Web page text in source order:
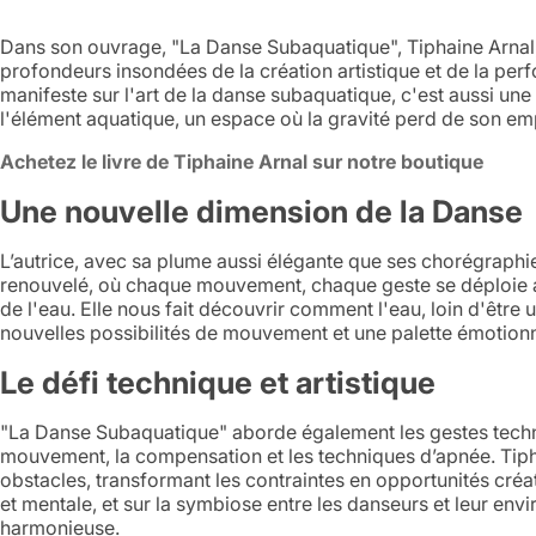
Dans son ouvrage, "La Danse Subaquatique", Tiphaine
profondeurs insondées de la création artistique et de la
manifeste sur l'art de la danse subaquatique, c'est aussi
l'élément aquatique, un espace où la gravité perd de son
Achetez le livre de Tiphaine Arnal sur notre boutique
Une nouvelle dimension de la Danse
L’autrice, avec sa plume aussi élégante que ses
renouvelé, où chaque mouvement, chaque geste se
de l'eau. Elle nous fait découvrir comment l'eau, loin d'être
nouvelles possibilités de mouvement et une palette
Le défi technique et artistique
"La Danse Subaquatique" aborde également les gestes
mouvement, la compensation et les techniques d’apnée.
obstacles, transformant les contraintes en opportunités
et mentale, et sur la symbiose entre les danseurs et leur
harmonieuse.